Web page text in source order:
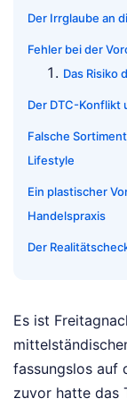
Der Irrglaube an
Fehler bei der
Das Risiko
Der DTC-Konflikt
Falsche
Lifestyle
Ein plastischer
Handelspraxis
Der
Es ist
fassungslos auf
zuvor hatte das